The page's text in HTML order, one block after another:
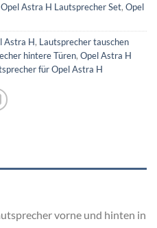
Opel Astra H Lautsprecher Set, Opel
Astra H, Lautsprecher tauschen
hintere Türen, Opel Astra H
für Opel Astra H
vorne und hinten in